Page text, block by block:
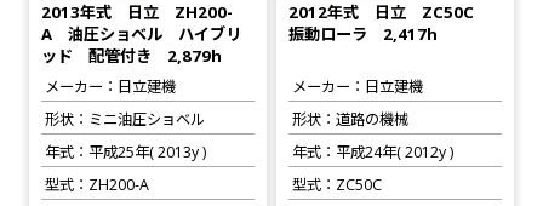
2013年式 日立 ZH200-
A 油圧ショベル ハイブリ
ッド 配管付き 2,879h
メーカー
日立建機
形状
ミニ油圧ショベル
年式
平成25年( 2013y )
型式
ZH200-A
2012年式 日立 ZC50C
振動ローラ 2,417h
メーカー
日立建機
形状
道路の機械
年式
平成24年( 2012y )
型式
ZC50C